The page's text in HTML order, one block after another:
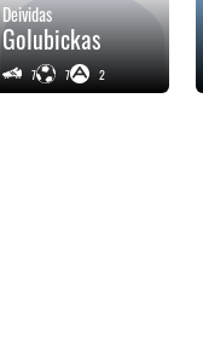
Deividas
Golubickas
7 7 2